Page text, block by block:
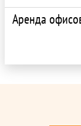
Аренда